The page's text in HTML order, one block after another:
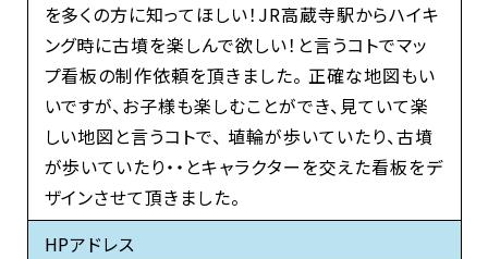
を多くの方に知ってほしい！JR高蔵寺駅からハイキ
ング時に古墳を楽しんで欲しい！と言うコトでマッ
プ看板の制作依頼を頂きました。 正確な地図もい
いですが、お子様も楽しむことができ、見ていて楽
しい地図と言うコトで、 埴輪が歩いていたり、古墳
が歩いていたり・・とキャラクターを交えた看板をデ
ザインさせて頂きました。
HPアドレス